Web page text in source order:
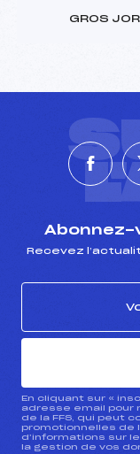
GROS
Abonnez-
Recevez
En cliquant sur «
adresse email pour
de la FFS, qui peut
promotionnelles de
d’informations sur
la gestion de vos